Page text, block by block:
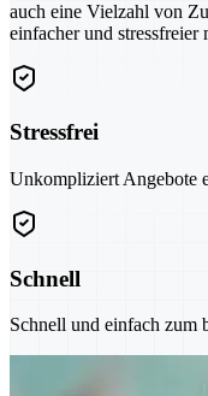
auch eine Vielzahl von
einfacher und stressfreier
Stressfrei
Unkompliziert Angebote
Schnell
Schnell und einfach zum